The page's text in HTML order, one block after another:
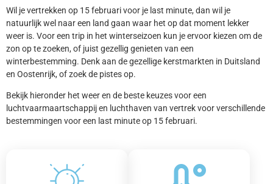
Wil je vertrekken op 15 februari voor je last minute, dan wil je
natuurlijk wel naar een land gaan waar het op dat moment lekker
weer is. Voor een trip in het winterseizoen kun je ervoor kiezen om de
zon op te zoeken, of juist gezellig genieten van een
winterbestemming. Denk aan de gezellige kerstmarkten in Duitsland
en Oostenrijk, of zoek de pistes op.
Bekijk hieronder het weer en de beste keuzes voor een
luchtvaarmaartschappij en luchthaven van vertrek voor verschillende
bestemmingen voor een last minute op 15 februari.